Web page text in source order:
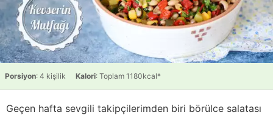
Porsiyon: 4 kişilik Kalori: Toplam 1180kcal*
Geçen hafta sevgili takipçilerimden biri börülce salatası